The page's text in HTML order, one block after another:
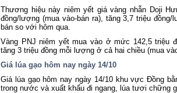
Thương hiệu này niêm yết giá vàng nhẫn Doji
đồng/lượng (mua vào-bán ra), tăng 3,7 triệu
bán so với hôm qua.
Vàng PNJ niêm yết mua vào ở mức 142,5 triệu
tăng 3 triệu đồng mỗi lượng ở cả hai chiều (mua
Giá lúa gạo hôm nay ngày 14/10
Giá lúa gạo hôm nay ngày 14/10 khu vực Đồng
trong nước và xuất khẩu đi ngang, lúa tươi chững